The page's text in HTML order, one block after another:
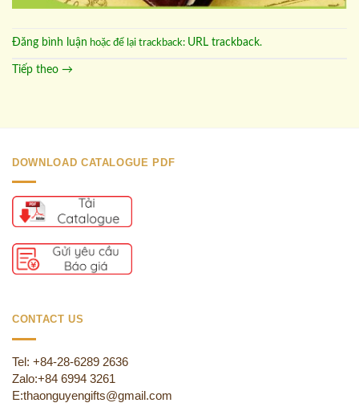
Đăng bình luận hoặc để lại trackback: URL trackback.
Tiếp theo →
DOWNLOAD CATALOGUE PDF
CONTACT US
Tel: +84-28-6289 2636
Zalo:+84 6994 3261
E:thaonguyengifts@gmail.com